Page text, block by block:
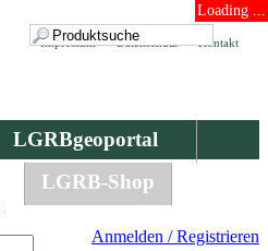
Loading ...
Kontakt
Datenschutz
Impressum
LGRBgeoportal
LGRB-Shop
Anmelden / Registrieren